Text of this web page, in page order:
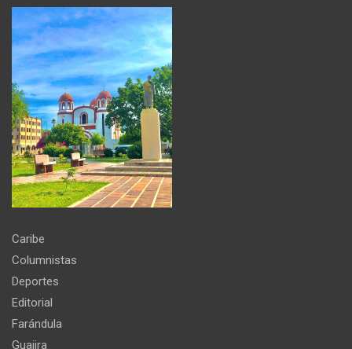
Caribe
Columnistas
Deportes
Editorial
Farándula
Guajira